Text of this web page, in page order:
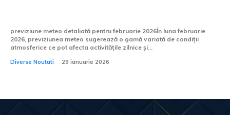
previziune meteo detaliată pentru februarie 2026În luna februarie
2026, previziunea meteo sugerează o gamă variată de condiții
atmosferice ce pot afecta activitățile zilnice și...
Diverse Noutati 29 ianuarie 2026